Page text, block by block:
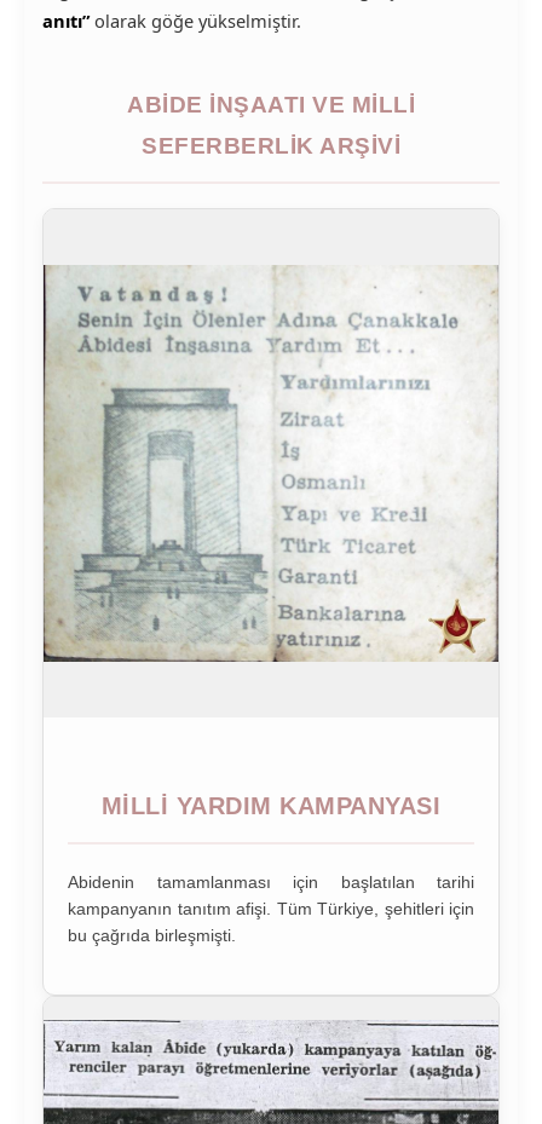
anıtı”olarak göğe yükselmiştir.
ABIDE İNŞAATI VE MILLI
SEFERBERLIK ARŞIVI
MILLI YARDIM KAMPANYASI
Abidenin tamamlanması için başlatılan tarihi
kampanyanın tanıtım afişi. Tüm Türkiye, şehitleri için
bu çağrıda birleşmişti.